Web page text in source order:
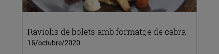
Raviolis de bolets amb formatge de cabra
16/octubre/2020